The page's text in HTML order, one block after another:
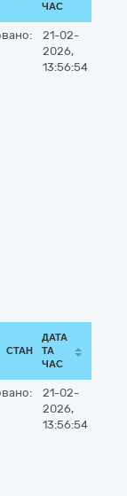
ЧАС
21-02-
2026,
13:56:54
СТАН
ДАТА
ТА
ЧАС
21-02-
2026,
13:56:54